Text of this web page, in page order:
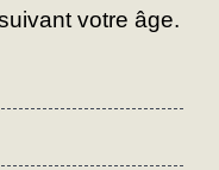
votre âge.